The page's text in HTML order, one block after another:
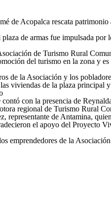
de Acopalca rescata
de armas fue impulsada
de Turismo Rural
del turismo en la zona y
de la Asociación y los
viviendas de la plaza principal
con la presencia de
regional de Turismo Rural
representante de Antamina,
el apoyo del Proyecto
emprendedores de la